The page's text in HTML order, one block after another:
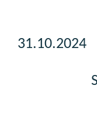
31.10.2024